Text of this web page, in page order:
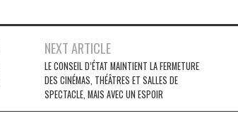
NEXT ARTICLE
LE CONSEIL D’ÉTAT MAINTIENT LA FERMETURE
DES CINÉMAS, THÉÂTRES ET SALLES DE
SPECTACLE, MAIS AVEC UN ESPOIR